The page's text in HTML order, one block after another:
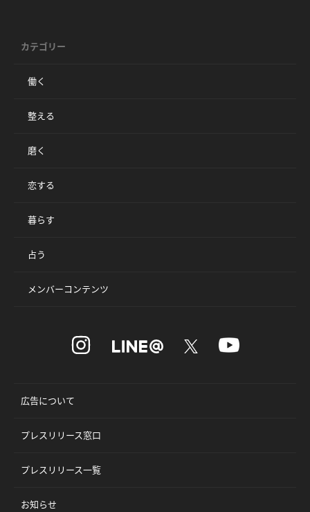
カテゴリー
働く
整える
磨く
恋する
暮らす
占う
メンバーコンテンツ
広告について
プレスリリース窓口
プレスリリース一覧
お知らせ